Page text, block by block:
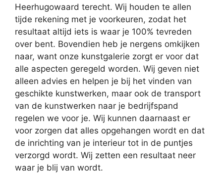
Heerhugowaard terecht. Wij houden te allen
tijde rekening met je voorkeuren, zodat het
resultaat altijd iets is waar je 100% tevreden
over bent. Bovendien heb je nergens omkijken
naar, want onze kunstgalerie zorgt er voor dat
alle aspecten geregeld worden. Wij geven niet
alleen advies en helpen je bij het vinden van
geschikte kunstwerken, maar ook de transport
van de kunstwerken naar je bedrijfspand
regelen we voor je. Wij kunnen daarnaast er
voor zorgen dat alles opgehangen wordt en dat
de inrichting van je interieur tot in de puntjes
verzorgd wordt. Wij zetten een resultaat neer
waar je blij van wordt.